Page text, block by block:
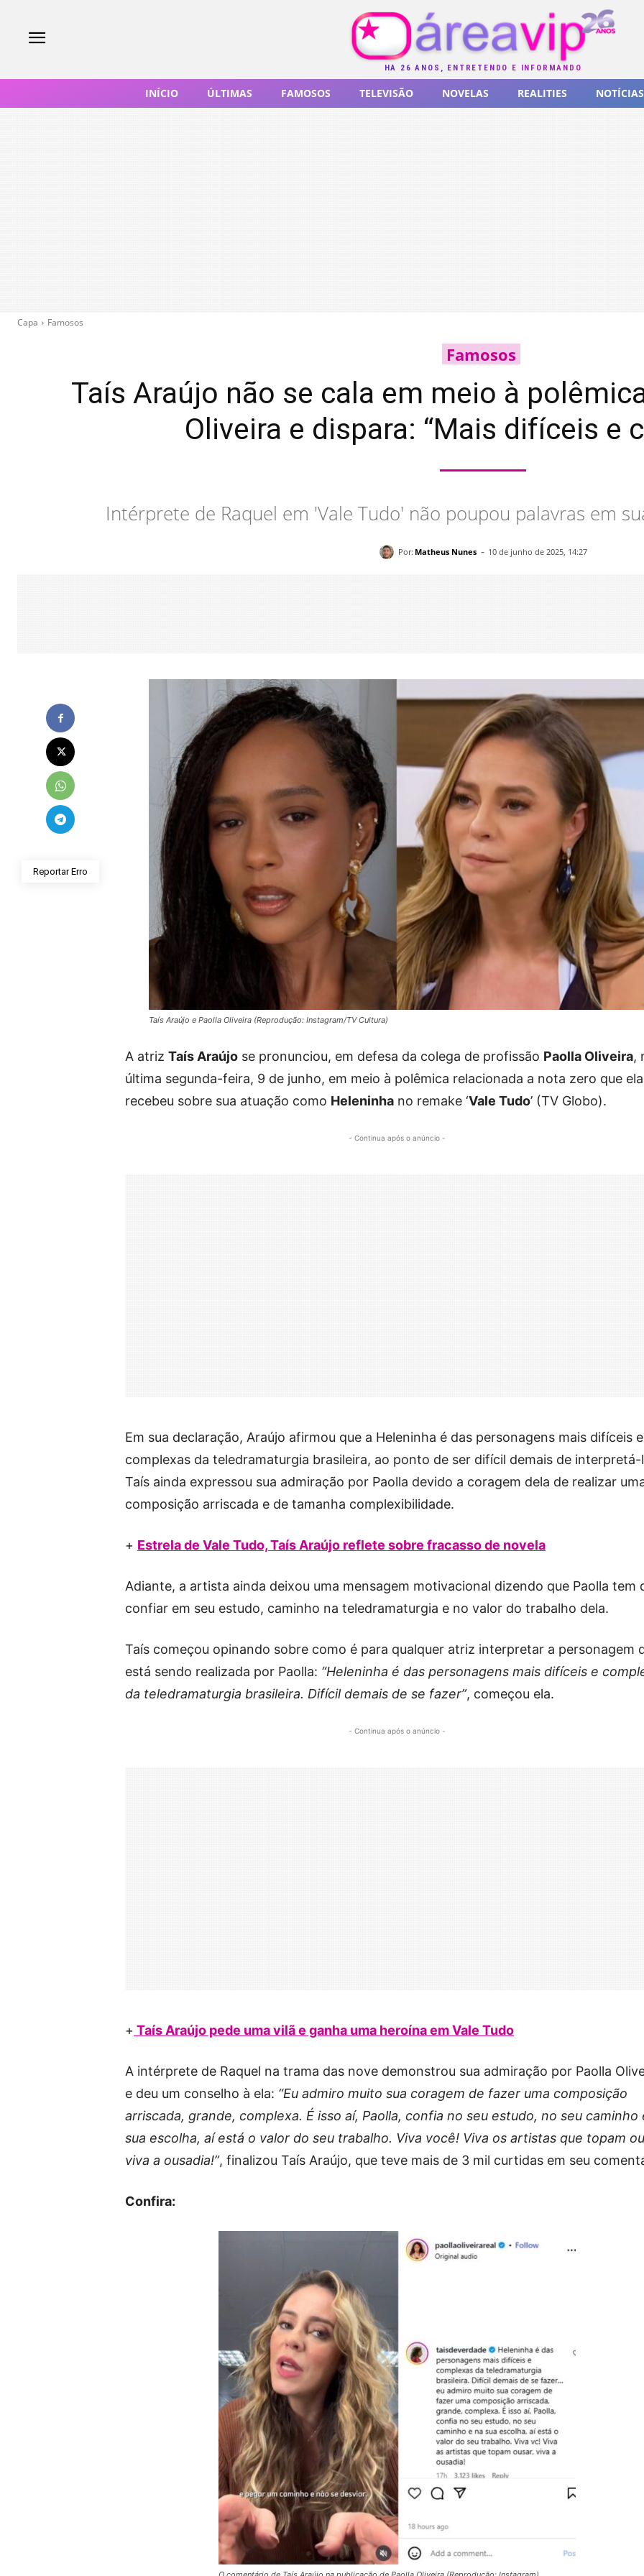
HÁ 26 ANOS, ENTRETENDO E INFORMANDO
INÍCIO ÚLTIMAS FAMOSOS TELEVISÃO NOVELAS REALITIES NOTÍCIAS
Capa Famosos
Famosos
‪Taís Araújo não se cala em meio à
Oliveira e dispara: “Mais difíceis e
Intérprete de Raquel em 'Vale Tudo' não poupou palavras em
Por: Matheus Nunes - 10 de junho de 2025, 14:27
Reportar Erro
Taís Araújo e Paolla Oliveira (Reprodução: Instagram/TV Cultura)
A atriz Taís Araújo se pronunciou, em defesa da colega de profissão Paolla Oliveira,
última segunda-feira, 9 de junho, em meio à polêmica relacionada a nota zero que ela
recebeu sobre sua atuação como Heleninha no remake ‘Vale Tudo’ (TV Globo).
- Continua após o anúncio -
Em sua declaração, Araújo afirmou que a Heleninha é das personagens mais difíceis e
complexas da teledramaturgia brasileira, ao ponto de ser difícil demais de interpretá-
Taís ainda expressou sua admiração por Paolla devido a coragem dela de realizar
composição arriscada e de tamanha complexibilidade.
+ Estrela de Vale Tudo, Taís Araújo reflete sobre fracasso de novela
Adiante, a artista ainda deixou uma mensagem motivacional dizendo que Paolla tem
confiar em seu estudo, caminho na teledramaturgia e no valor do trabalho dela.
Taís começou opinando sobre como é para qualquer atriz interpretar a personagem
está sendo realizada por Paolla: “‬Heleninha é das personagens mais difíceis e
da teledramaturgia brasileira. Difícil demais de se fazer”, começou ela.
- Continua após o anúncio -
+ Taís Araújo pede uma vilã e ganha uma heroína em Vale Tudo
A intérprete de Raquel na trama das nove demonstrou sua admiração por Paolla
e deu um conselho à ela: “Eu admiro muito sua coragem de fazer uma composição
arriscada, grande, complexa. É isso aí, Paolla, confia no seu estudo, no seu caminho
sua escolha, aí está o valor do seu trabalho. Viva você! Viva os artistas que topam
viva a ousadia!”, finalizou Taís Araújo, que teve mais de 3 mil curtidas em seu
Confira: